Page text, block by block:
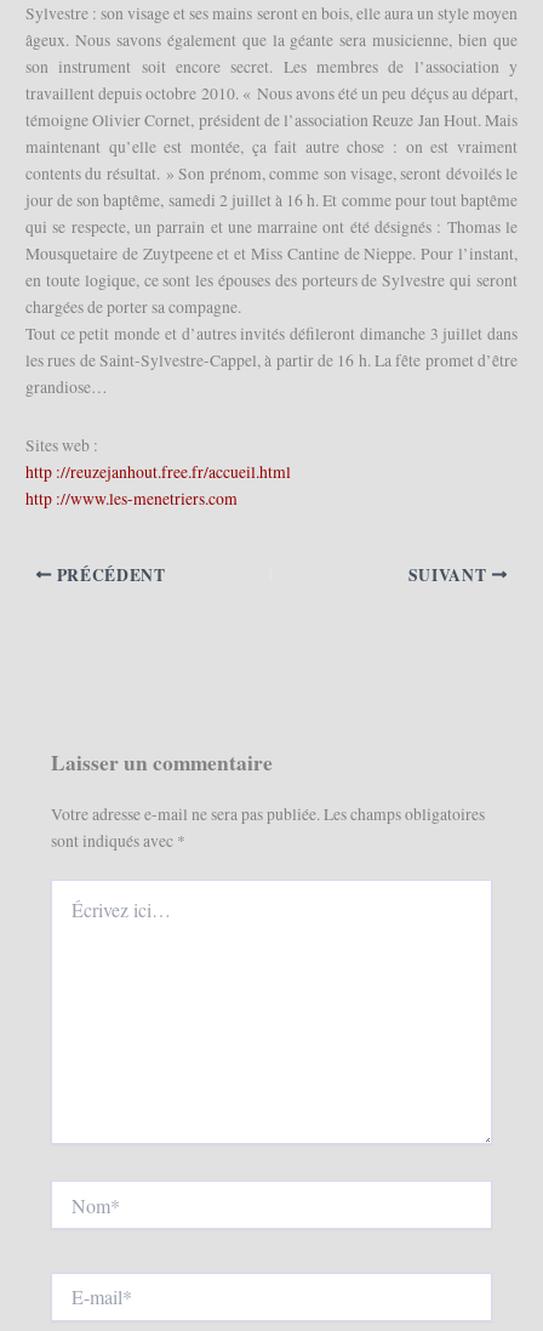
Sylvestre : son visage et ses mains seront en bois, elle aura un style moyen
âgeux. Nous savons également que la géante sera musicienne, bien que
son instrument soit encore secret. Les membres de l’association y
travaillent depuis octobre 2010. « Nous avons été un peu déçus au départ,
témoigne Olivier Cornet, président de l’association Reuze Jan Hout. Mais
maintenant qu’elle est montée, ça fait autre chose : on est vraiment
contents du résultat. » Son prénom, comme son visage, seront dévoilés le
jour de son baptême, samedi 2 juillet à 16 h. Et comme pour tout baptême
qui se respecte, un parrain et une marraine ont été désignés : Thomas le
Mousquetaire de Zuytpeene et et Miss Cantine de Nieppe. Pour l’instant,
en toute logique, ce sont les épouses des porteurs de Sylvestre qui seront
chargées de porter sa compagne.
Tout ce petit monde et d’autres invités défileront dimanche 3 juillet dans
les rues de Saint-Sylvestre-Cappel, à partir de 16 h. La fête promet d’être
grandiose…
Sites web :
http ://reuzejanhout.free.fr/accueil.html
http ://www.les-menetriers.com
PRÉCÉDENT SUIVANT
Laisser un commentaire
Votre adresse e-mail ne sera pas publiée.Les champs obligatoires
sont indiqués avec *
ici…
mail*